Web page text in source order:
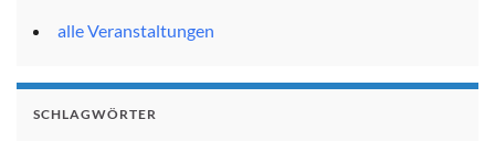
alle Veranstaltungen
SCHLAGWÖRTER